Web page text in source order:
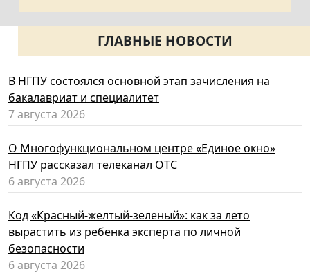
ГЛАВНЫЕ НОВОСТИ
В НГПУ состоялся основной этап зачисления на
бакалавриат и специалитет
7 августа 2026
О Многофункциональном центре «Единое окно»
НГПУ рассказал телеканал ОТС
6 августа 2026
Код «Красный-желтый-зеленый»: как за лето
вырастить из ребенка эксперта по личной
безопасности
6 августа 2026